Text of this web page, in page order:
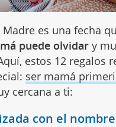
es una fecha
puede olvidar y
estos 12 regalos
ser mamá
cercana a ti:
con el